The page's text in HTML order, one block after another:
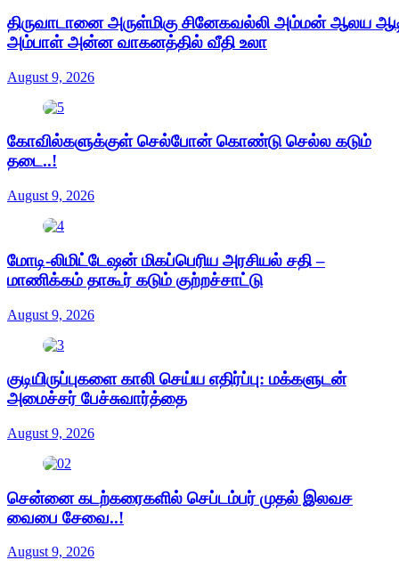
திருவாடானை அருள்மிகு சினேகவல்லி அம்மன் ஆலய ஆடிப்
அம்பாள் அன்ன வாகனத்தில் வீதி உலா
August 9, 2026
கோவில்களுக்குள் செல்போன் கொண்டு செல்ல கடும்
தடை..!
August 9, 2026
மோடி-லிமிட்டேஷன் மிகப்பெரிய அரசியல் சதி –
மாணிக்கம் தாகூர் கடும் குற்றச்சாட்டு
August 9, 2026
குடியிருப்புகளை காலி செய்ய எதிர்ப்பு: மக்களுடன்
அமைச்சர் பேச்சுவார்த்தை
August 9, 2026
சென்னை கடற்கரைகளில் செப்டம்பர் முதல் இலவச
வைபை சேவை..!
August 9, 2026